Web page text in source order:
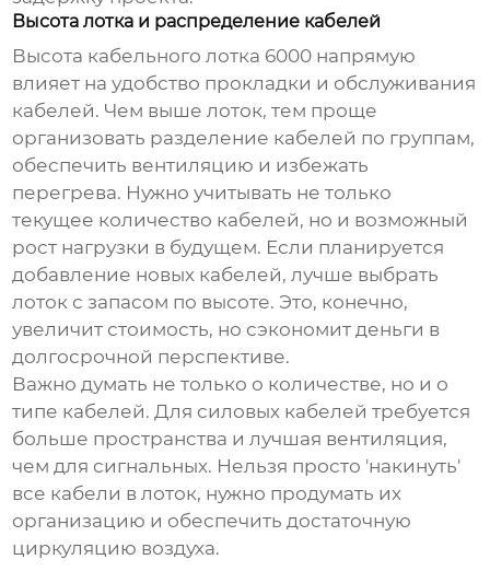
Высота лотка и распределение кабелей
Высота кабельного лотка 6000 напрямую
влияет на удобство прокладки и обслуживания
кабелей. Чем выше лоток, тем проще
организовать разделение кабелей по группам,
обеспечить вентиляцию и избежать
перегрева. Нужно учитывать не только
текущее количество кабелей, но и возможный
рост нагрузки в будущем. Если планируется
добавление новых кабелей, лучше выбрать
лоток с запасом по высоте. Это, конечно,
увеличит стоимость, но сэкономит деньги в
долгосрочной перспективе.
Важно думать не только о количестве, но и о
типе кабелей. Для силовых кабелей требуется
больше пространства и лучшая вентиляция,
чем для сигнальных. Нельзя просто 'накинуть'
все кабели в лоток, нужно продумать их
организацию и обеспечить достаточную
циркуляцию воздуха.